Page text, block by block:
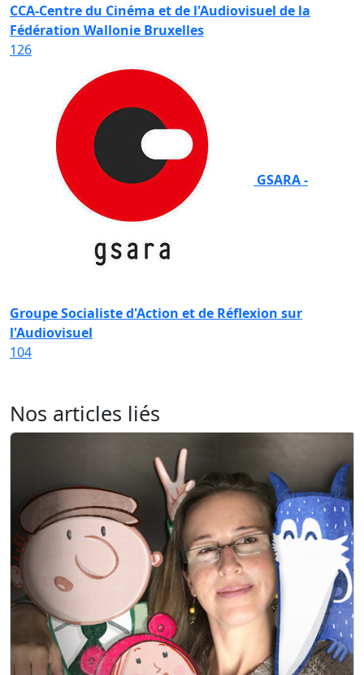
CCA-Centre du Cinéma et de l'Audiovisuel de la
Fédération Wallonie Bruxelles
126
GSARA -
Groupe Socialiste d'Action et de Réflexion sur
l'Audiovisuel
104
Nos articles liés